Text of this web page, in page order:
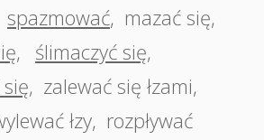
spazmować, mazać się,
, ślimaczyć się,
, zalewać się łzami,
łzy, rozpływać